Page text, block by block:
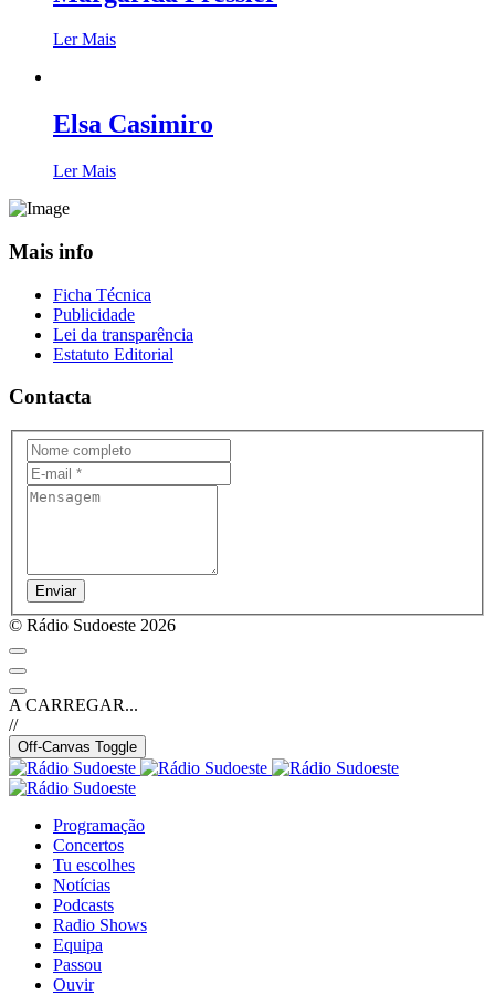
Ler Mais
Elsa Casimiro
Ler Mais
Mais info
Ficha Técnica
Publicidade
Lei da transparência
Estatuto Editorial
Contacta
Enviar
© Rádio Sudoeste 2026
A CARREGAR...
//
Off-Canvas Toggle
Programação
Concertos
Tu escolhes
Notícias
Podcasts
Radio Shows
Equipa
Passou
Ouvir